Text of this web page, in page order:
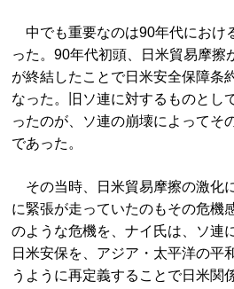
中でも重要なのは90年代におけ
った。90年代初頭、日米貿易摩擦
が終結したことで日米安全保障条
なった。旧ソ連に対するものとし
ったのが、ソ連の崩壊によってそ
であった。
その当時、日米貿易摩擦の激化
に緊張が走っていたのもその危機
のような危機を、ナイ氏は、ソ連
日米安保を、アジア・太平洋の平
うように再定義することで日米関